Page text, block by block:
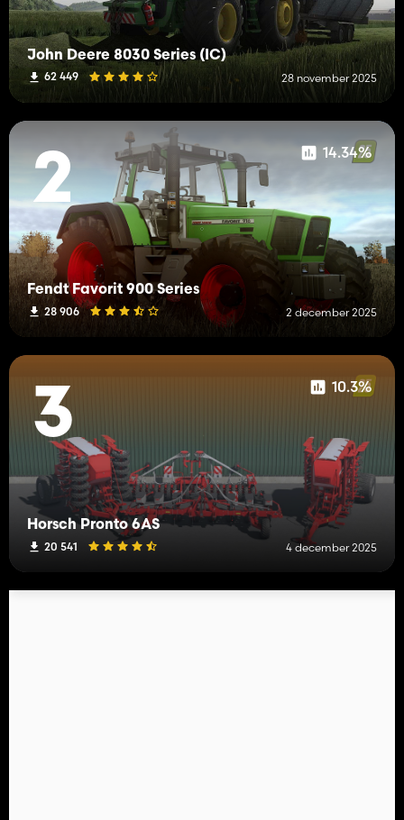
John Deere 8030 Series (IC)
62 449 28 november 2025
2 14.34%
Fendt Favorit 900 Series
28 906 2 december 2025
3 10.3%
Horsch Pronto 6AS
20 541 4 december 2025